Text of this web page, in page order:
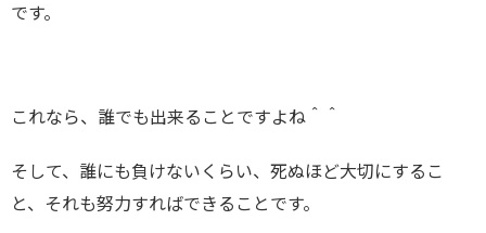
です。
これなら、誰でも出来ることですよね＾＾
そして、誰にも負けないくらい、死ぬほど大切にするこ
と、それも努力すればできることです。